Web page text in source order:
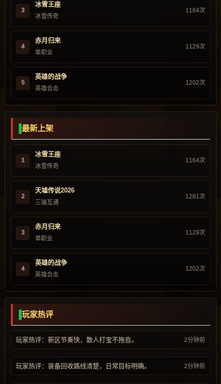
3
冰雪王座
冰雪传奇
1164次
4
赤月归来
单职业
1129次
5
英雄的战争
英雄合击
1202次
最新上架
1
冰雪王座
冰雪传奇
1164次
2
天墟传说2026
三端互通
1281次
3
赤月归来
单职业
1129次
4
英雄的战争
英雄合击
1202次
玩家热评
玩家热评：新区节奏快，散人打宝不拖沓。 2分钟前
玩家热评：装备回收路线清楚，日常目标明确。 2分钟前